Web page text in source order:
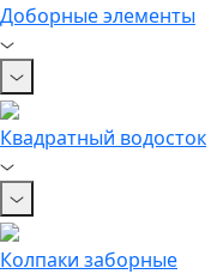
Доборные элементы
Квадратный водосток
Колпаки заборные